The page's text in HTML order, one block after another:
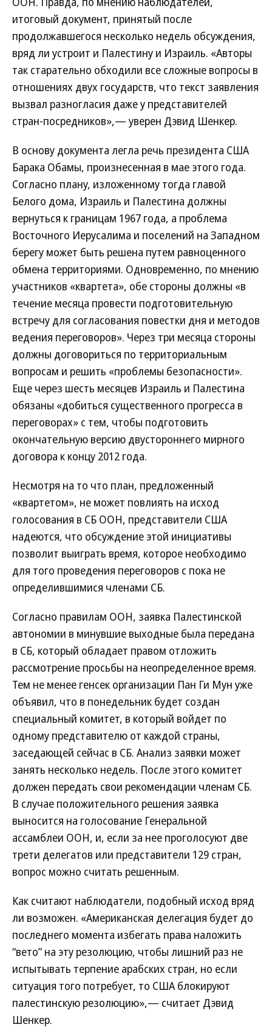
итоговый документ, принятый после
продолжавшегося несколько недель обсуждения,
вряд ли устроит и Палестину и Израиль. «Авторы
так старательно обходили все сложные вопросы в
отношениях двух государств, что текст заявления
вызвал разногласия даже у представителей
стран-посредников»,— уверен Дэвид Шенкер.
В основу документа легла речь президента США
Барака Обамы, произнесенная в мае этого года.
Согласно плану, изложенному тогда главой
Белого дома, Израиль и Палестина должны
вернуться к границам 1967 года, а проблема
Восточного Иерусалима и поселений на Западном
берегу может быть решена путем равноценного
обмена территориями. Одновременно, по мнению
участников «квартета», обе стороны должны «в
течение месяца провести подготовительную
встречу для согласования повестки дня и методов
ведения переговоров». Через три месяца стороны
должны договориться по территориальным
вопросам и решить «проблемы безопасности».
Еще через шесть месяцев Израиль и Палестина
обязаны «добиться существенного прогресса в
переговорах» с тем, чтобы подготовить
окончательную версию двустороннего мирного
договора к концу 2012 года.
Несмотря на то что план, предложенный
«квартетом», не может повлиять на исход
голосования в СБ ООН, представители США
надеются, что обсуждение этой инициативы
позволит выиграть время, которое необходимо
для того проведения переговоров с пока не
определившимися членами СБ.
Согласно правилам ООН, заявка Палестинской
автономии в минувшие выходные была передана
в СБ, который обладает правом отложить
рассмотрение просьбы на неопределенное время.
Тем не менее генсек организации Пан Ги Мун уже
объявил, что в понедельник будет создан
специальный комитет, в который войдет по
одному представителю от каждой страны,
заседающей сейчас в СБ. Анализ заявки может
занять несколько недель. После этого комитет
должен передать свои рекомендации членам СБ.
В случае положительного решения заявка
выносится на голосование Генеральной
ассамблеи ООН, и, если за нее проголосуют две
трети делегатов или представители 129 стран,
вопрос можно считать решенным.
Как считают наблюдатели, подобный исход вряд
ли возможен. «Американская делегация будет до
последнего момента избегать права наложить
“вето” на эту резолюцию, чтобы лишний раз не
испытывать терпение арабских стран, но если
ситуация того потребует, то США блокируют
палестинскую резолюцию»,— считает Дэвид
Шенкер.